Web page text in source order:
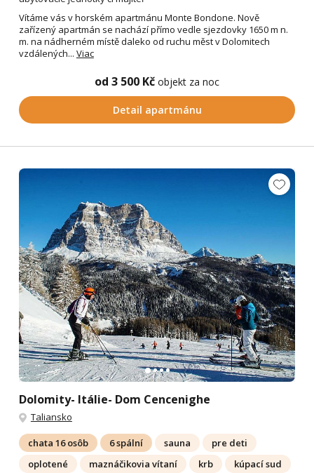
Vítáme vás v horském apartmánu Monte Bondone. Nově
zařízený apartmán se nachází přímo vedle sjezdovky 1650 m n.
m. na nádherném místě daleko od ruchu měst v Dolomitech
vzdálených... Viac
od 3 500 Kč objekt za noc
Detail apartmánu
Dolomity- Itálie- Dom Cencenighe
Taliansko
chata 16 osôb 6 spální sauna
pre deti
oplotené
maznáčikovia vítaní krb
kúpací sud